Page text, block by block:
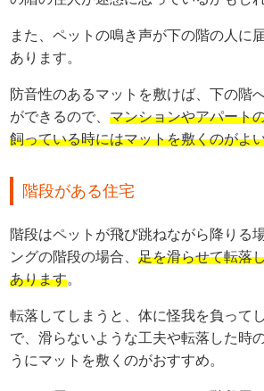
また、ペットの鳴き声が下の階の人に
あります。
防音性のあるマットを敷けば、下の階
ができるので、マンションやアパート
飼っている時にはマットを敷くのがよ
階段がある住宅
階段はペットが飛び跳ねながら降りる
ングの階段の場合、足を滑らせて転落
あります。
転落してしまうと、体に怪我を負って
で、滑らないような工夫や転落した時
うにマットを敷くのがおすすめ。